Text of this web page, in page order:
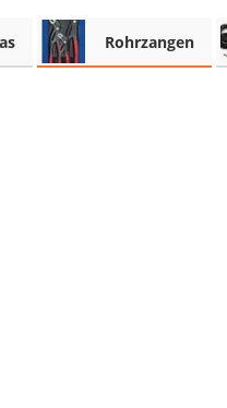
Rohrzangen